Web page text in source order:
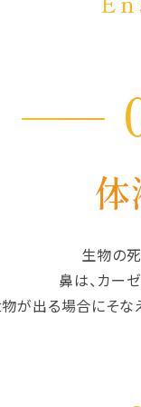
生物の
鼻は、カー
が出る場合にそな